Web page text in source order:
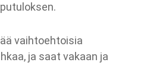
vaihtoehtoisia
ja saat vakaan ja